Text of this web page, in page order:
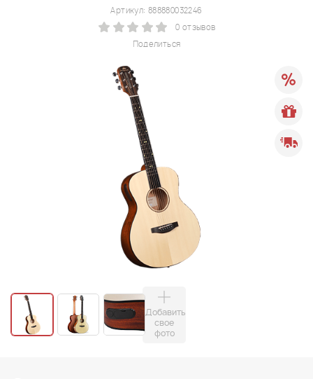
Поделиться
Артикул: 888880032246
0 отзывов
Добавить
свое
фото